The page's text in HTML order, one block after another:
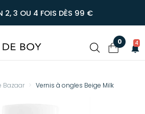
2, 3 OU 4 FOIS DÈS 99 €
0 4
Bazaar Vernis à ongles Beige Milk